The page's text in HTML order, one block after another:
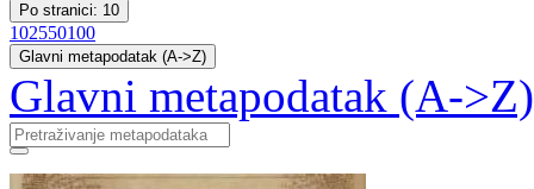
Po stranici: 10
102550100
Glavni metapodatak (A->Z)
Glavni metapodatak (A->Z)